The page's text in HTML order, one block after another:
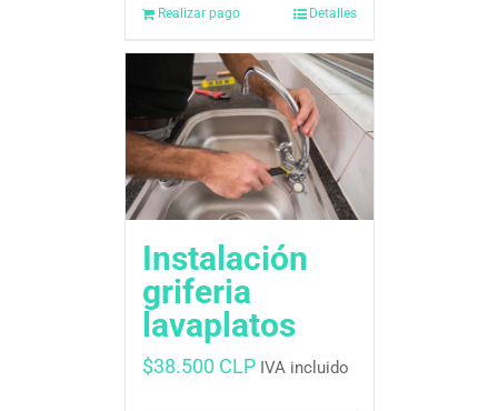
Realizar pago Detalles
Instalación
griferia
lavaplatos
$38.500 CLP IVA incluido